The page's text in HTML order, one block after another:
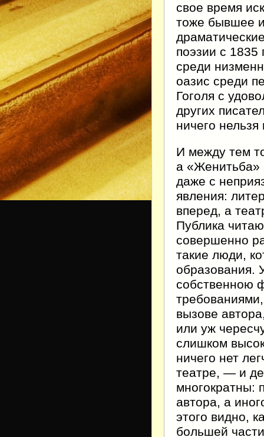
свое время
тоже бывшее
поэзии с
среди
оазис среди
Гоголя с
других
ничего
И между тем
а «Женитьба»
даже с
явления:
вперед, а
Публика
совершенно
такие люди,
образования.
собственною
вызове
или уж
слишком
ничего нет
театре, — и
многократны:
автора, а
этого видно,
большей